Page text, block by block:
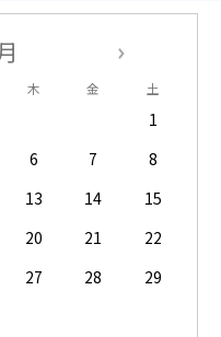
木 金 土
1
6 7
8
13 14
15
20 21
22
27 28
29